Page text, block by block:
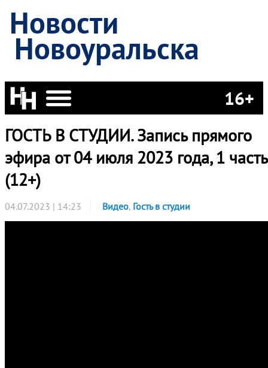
Новости
Новоуральска
16+
ГОСТЬ В СТУДИИ. Запись прямого
эфира от 04 июля 2023 года, 1 часть
(12+)
04.07.2023 | 14:23 Видео, Гость в студии